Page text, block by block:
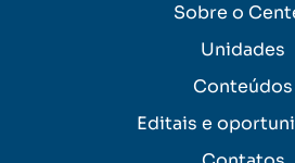
Sobre o
Unidades
Conteúdos
Editais e